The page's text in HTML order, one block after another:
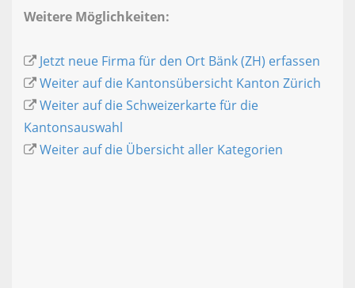
Weitere Möglichkeiten:
Jetzt neue Firma für den Ort Bänk (ZH) erfassen
Weiter auf die Kantonsübersicht Kanton Zürich
Weiter auf die Schweizerkarte für die
Kantonsauswahl
Weiter auf die Übersicht aller Kategorien